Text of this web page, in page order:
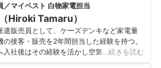
／マイベスト 白物家電担当
Hiroki Tamaru）
遣販売員として、ケーズデンキなど家電量
の接客・販売を2年間担当した経験を持つ。
入社後はその経験を活かし空気清浄機・除
…続きを読む